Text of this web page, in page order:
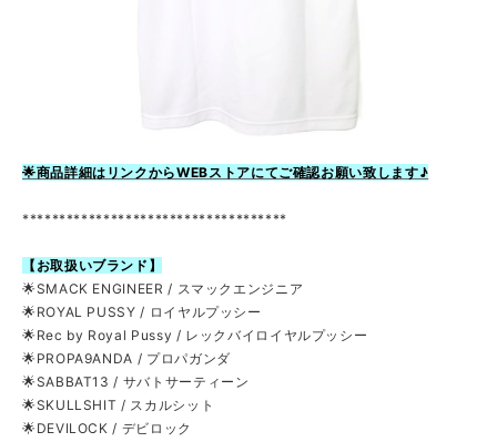
🌟商品詳細はリンクからWEBストアにてご確認お願い致します♪
************************************
【お取扱いブランド】
🌟SMACK ENGINEER / スマックエンジニア
🌟ROYAL PUSSY / ロイヤルプッシー
🌟Rec by Royal Pussy / レックバイロイヤルプッシー
🌟PROPA9ANDA / プロパガンダ
🌟SABBAT13 / サバトサーティーン
🌟SKULLSHIT / スカルシット
🌟DEVILOCK / デビロック